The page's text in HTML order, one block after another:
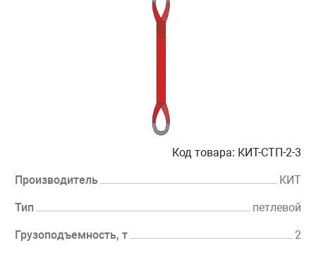
Код товара: КИТ-СТП-2-3
Производитель КИТ
Тип петлевой
Грузоподъемность, т 2